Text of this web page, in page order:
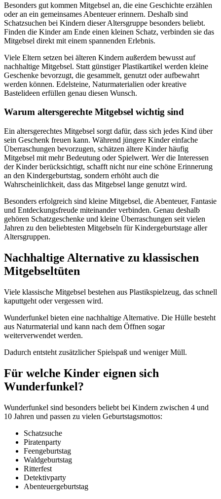
Besonders gut kommen Mitgebsel an, die eine Geschichte erzählen
oder an ein gemeinsames Abenteuer erinnern. Deshalb sind
Schatzsuchen bei Kindern dieser Altersgruppe besonders beliebt.
Finden die Kinder am Ende einen kleinen Schatz, verbinden sie das
Mitgebsel direkt mit einem spannenden Erlebnis.
Viele Eltern setzen bei älteren Kindern außerdem bewusst auf
nachhaltige Mitgebsel. Statt günstiger Plastikartikel werden kleine
Geschenke bevorzugt, die gesammelt, genutzt oder aufbewahrt
werden können. Edelsteine, Naturmaterialien oder kreative
Bastelideen erfüllen genau diesen Wunsch.
Warum altersgerechte Mitgebsel wichtig sind
Ein altersgerechtes Mitgebsel sorgt dafür, dass sich jedes Kind über
sein Geschenk freuen kann. Während jüngere Kinder einfache
Überraschungen bevorzugen, schätzen ältere Kinder häufig
Mitgebsel mit mehr Bedeutung oder Spielwert. Wer die Interessen
der Kinder berücksichtigt, schafft nicht nur eine schöne Erinnerung
an den Kindergeburtstag, sondern erhöht auch die
Wahrscheinlichkeit, dass das Mitgebsel lange genutzt wird.
Besonders erfolgreich sind kleine Mitgebsel, die Abenteuer, Fantasie
und Entdeckungsfreude miteinander verbinden. Genau deshalb
gehören Schatzgeschenke und kleine Überraschungen seit vielen
Jahren zu den beliebtesten Mitgebseln für Kindergeburtstage aller
Altersgruppen.
Nachhaltige Alternative zu klassischen
Mitgebseltüten
Viele klassische Mitgebsel bestehen aus Plastikspielzeug, das schnell
kaputtgeht oder vergessen wird.
Wunderfunkel bieten eine nachhaltige Alternative. Die Hülle besteht
aus Naturmaterial und kann nach dem Öffnen sogar
weiterverwendet werden.
Dadurch entsteht zusätzlicher Spielspaß und weniger Müll.
Für welche Kinder eignen sich
Wunderfunkel?
Wunderfunkel sind besonders beliebt bei Kindern zwischen 4 und
10 Jahren und passen zu vielen Geburtstagsmottos:
Schatzsuche
Piratenparty
Feengeburtstag
Waldgeburtstag
Ritterfest
Detektivparty
Abenteuergeburtstag